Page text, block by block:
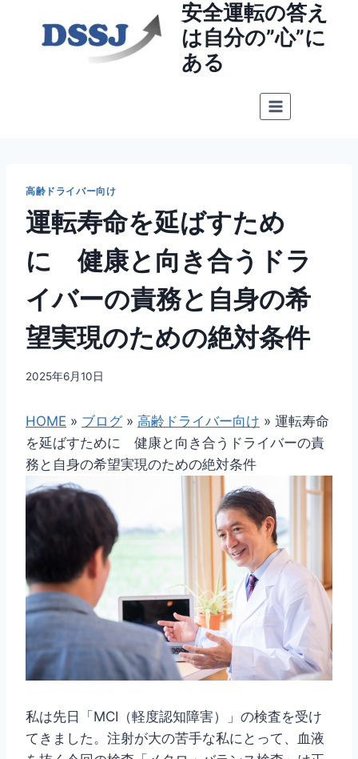
安全運転の答え
は自分の”心”に
ある
高齢ドライバー向け
運転寿命を延ばすため
に 健康と向き合うドラ
イバーの責務と自身の希
望実現のための絶対条件
By
2025年6月10日
HOME » ブログ » 高齢ドライバー向け » 運転寿命
を延ばすために 健康と向き合うドライバーの責
務と自身の希望実現のための絶対条件
私は先日「MCI（軽度認知障害）」の検査を受け
てきました。注射が大の苦手な私にとって、血液